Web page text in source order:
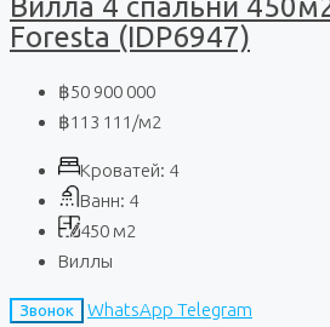
Вилла 4 спальни
Foresta (IDP6947)
฿50 900 000
฿113 111 /м2
Кроватей: 4
Ванн: 4
450 м2
Виллы
Звонок WhatsApp Telegram